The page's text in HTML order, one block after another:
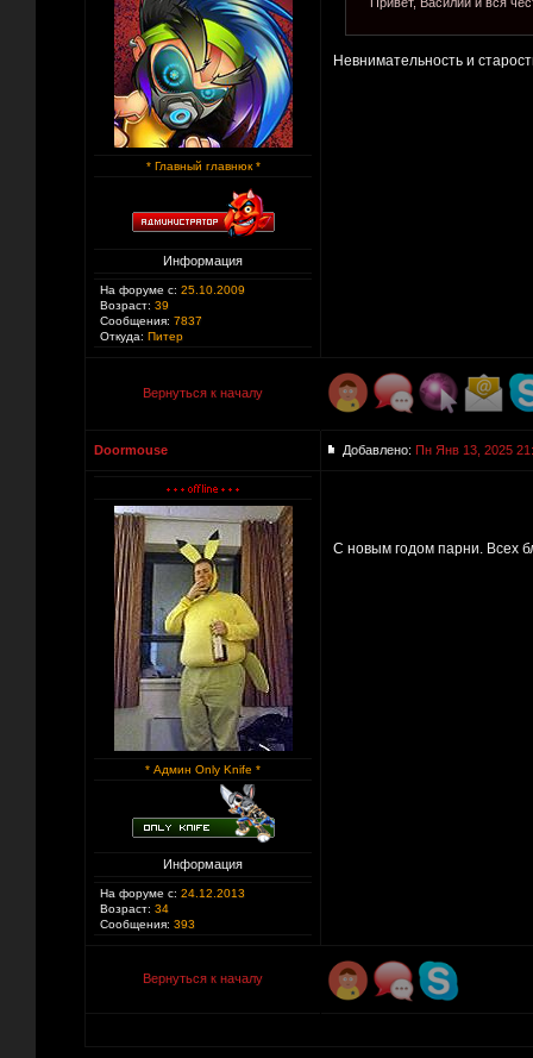
* Главный главнюк *
Информация
На форуме с: 25.10.2009
Возраст: 39
Сообщения: 7837
Откуда: Питер
Невнимательность и
Вернуться к началу
Doormouse Добавлено: Пн Янв 13, 2025
* Админ Only Knife *
Информация
На форуме с: 24.12.2013
Возраст: 34
Сообщения: 393
С новым годом парни. Всех
Вернуться к началу